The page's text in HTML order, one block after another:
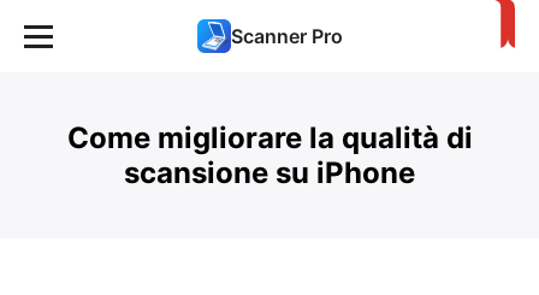
Scanner Pro
Come migliorare la qualità di
scansione su iPhone